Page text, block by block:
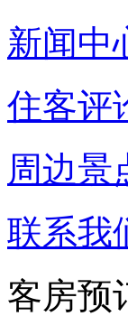
新闻中
住客评
周边景
联系我
客房预